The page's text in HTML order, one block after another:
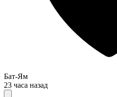
Бат-Ям
23 часа назад